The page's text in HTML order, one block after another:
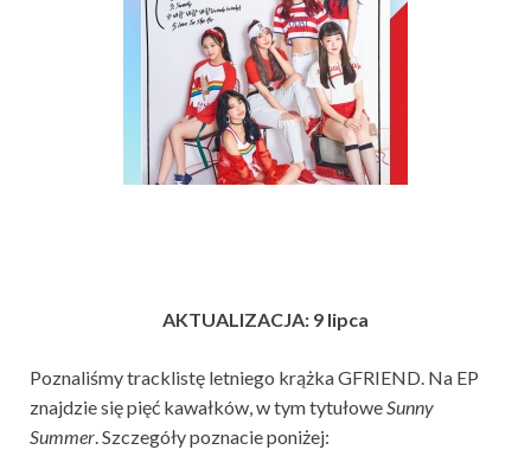
AKTUALIZACJA: 9 lipca
Poznaliśmy tracklistę letniego krążka GFRIEND. Na EP
znajdzie się pięć kawałków, w tym tytułoweSunny
Summer. Szczegóły poznacie poniżej: